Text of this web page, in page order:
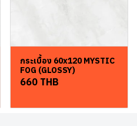
กระเบื้อง 60x120 MYSTIC
FOG (GLOSSY)
660 THB